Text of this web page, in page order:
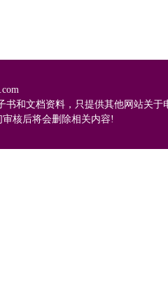
书和文档资料，只提供其他网站关
核后将会删除相关内容!